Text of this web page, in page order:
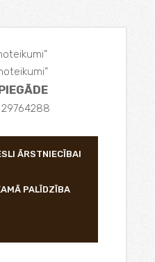
ĀRSTNIECĪBAI
PALĪDZĪBA